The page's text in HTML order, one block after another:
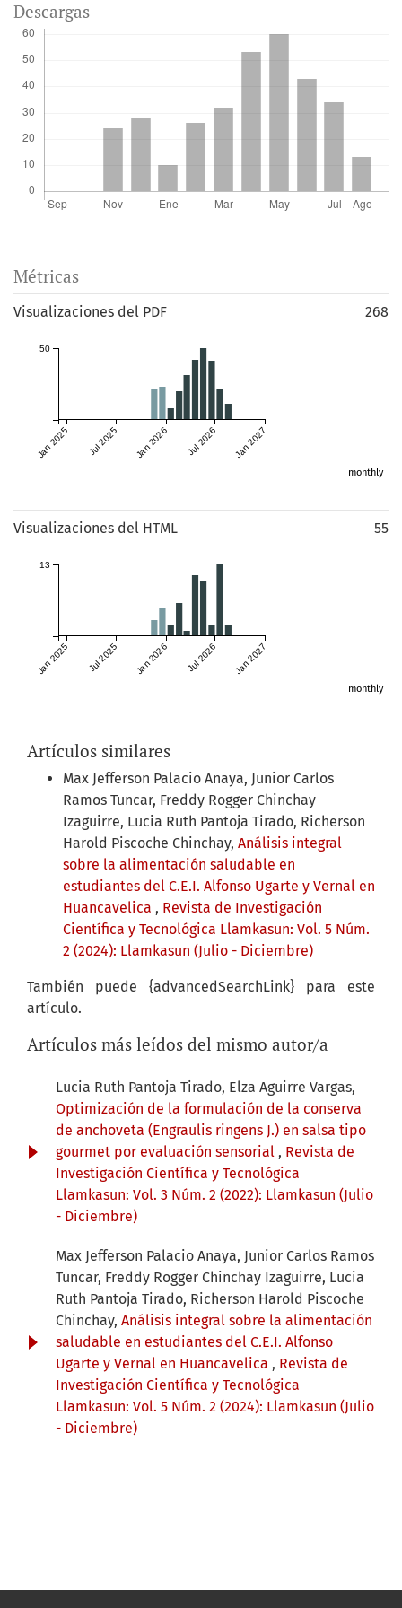
Descargas
Métricas
Visualizaciones del PDF 268
Jan 2025 Jul 2025 Jan 2026 Jul 2026 Jan 2027
50
monthly
Visualizaciones del HTML 55
Jan 2025 Jul 2025 Jan 2026 Jul 2026 Jan 2027
13
monthly
Artículos similares
Max Jefferson Palacio Anaya, Junior Carlos
Ramos Tuncar, Freddy Rogger Chinchay
Izaguirre, Lucia Ruth Pantoja Tirado, Richerson
Harold Piscoche Chinchay, Análisis integral
sobre la alimentación saludable en
estudiantes del C.E.I. Alfonso Ugarte y Vernal en
Huancavelica , Revista de Investigación
Científica y Tecnológica Llamkasun: Vol. 5 Núm.
2 (2024): Llamkasun (Julio - Diciembre)
También puede {advancedSearchLink} para este
artículo.
Artículos más leídos del mismo autor/a
Lucia Ruth Pantoja Tirado, Elza Aguirre Vargas,
Optimización de la formulación de la conserva
de anchoveta (Engraulis ringens J.) en salsa tipo
gourmet por evaluación sensorial , Revista de
Investigación Científica y Tecnológica
Llamkasun: Vol. 3 Núm. 2 (2022): Llamkasun (Julio
- Diciembre)
Max Jefferson Palacio Anaya, Junior Carlos Ramos
Tuncar, Freddy Rogger Chinchay Izaguirre, Lucia
Ruth Pantoja Tirado, Richerson Harold Piscoche
Chinchay, Análisis integral sobre la alimentación
saludable en estudiantes del C.E.I. Alfonso
Ugarte y Vernal en Huancavelica , Revista de
Investigación Científica y Tecnológica
Llamkasun: Vol. 5 Núm. 2 (2024): Llamkasun (Julio
- Diciembre)